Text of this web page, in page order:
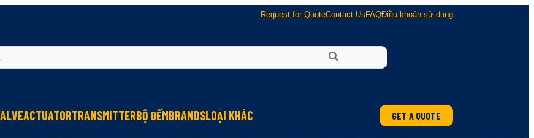
Request for QuoteContact Us FAQĐiều khoản sử dụng
ACTUATORTRANSMITTERBỘ ĐẾMBRANDSLOẠI KHÁC GET A QUOTE